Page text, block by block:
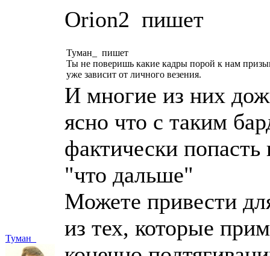
Туман_
Orion2 пишет
Туман_ пишет
Ты не поверишь какие кадры порой к нам
уже зависит от личного везения.
И многие из них
ясно что с таким
фактически
"что дальше"
Можете привести
из тех, которые